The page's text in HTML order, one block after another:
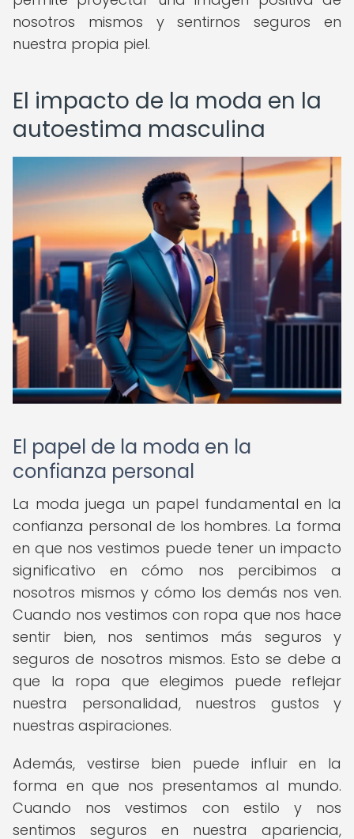
nosotros mismos y sentirnos seguros en
nuestra propia piel.
El impacto de la moda en la
autoestima masculina
El papel de la moda en la
confianza personal
La moda juega un papel fundamental en la
confianza personal de los hombres. La forma
en que nos vestimos puede tener un impacto
significativo en cómo nos percibimos a
nosotros mismos y cómo los demás nos ven.
Cuando nos vestimos con ropa que nos hace
sentir bien, nos sentimos más seguros y
seguros de nosotros mismos. Esto se debe a
que la ropa que elegimos puede reflejar
nuestra personalidad, nuestros gustos y
nuestras aspiraciones.
Además, vestirse bien puede influir en la
forma en que nos presentamos al mundo.
Cuando nos vestimos con estilo y nos
sentimos seguros en nuestra apariencia,